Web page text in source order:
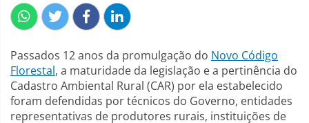
Passados 12 anos da promulgação do Novo Código
Florestal, a maturidade da legislação e a pertinência do
Cadastro Ambiental Rural (CAR) por ela estabelecido
foram defendidas por técnicos do Governo, entidades
representativas de produtores rurais, instituições de